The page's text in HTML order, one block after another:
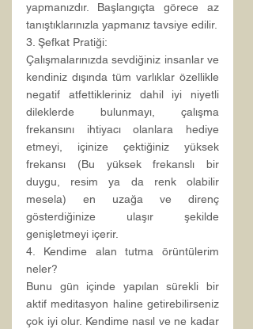
yapmanızdır. Başlangıçta görece az
tanıştıklarınızla yapmanız tavsiye edilir.
3. Şefkat Pratiği:
Çalışmalarınızda sevdiğiniz insanlar ve
kendiniz dışında tüm varlıklar özellikle
negatif atfettikleriniz dahil iyi niyetli
dileklerde bulunmayı, çalışma
frekansını ihtiyacı olanlara hediye
etmeyi, içinize çektiğiniz yüksek
frekansı (Bu yüksek frekanslı bir
duygu, resim ya da renk olabilir
mesela) en uzağa ve direnç
gösterdiğinize ulaşır şekilde
genişletmeyi içerir.
4. Kendime alan tutma örüntülerim
neler?
Bunu gün içinde yapılan sürekli bir
aktif meditasyon haline getirebilirseniz
çok iyi olur. Kendime nasıl ve ne kadar